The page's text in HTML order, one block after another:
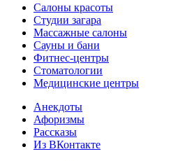
Салоны красоты
Студии загара
Массажные салоны
Сауны и бани
Фитнес-центры
Стоматологии
Медицинские центры
Анекдоты
Афоризмы
Рассказы
Из ВКонтакте